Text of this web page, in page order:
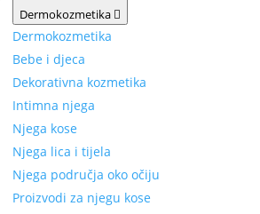
Dermokozmetika
Dermokozmetika
Bebe i djeca
Dekorativna kozmetika
Intimna njega
Njega kose
Njega lica i tijela
Njega područja oko očiju
Proizvodi za njegu kose